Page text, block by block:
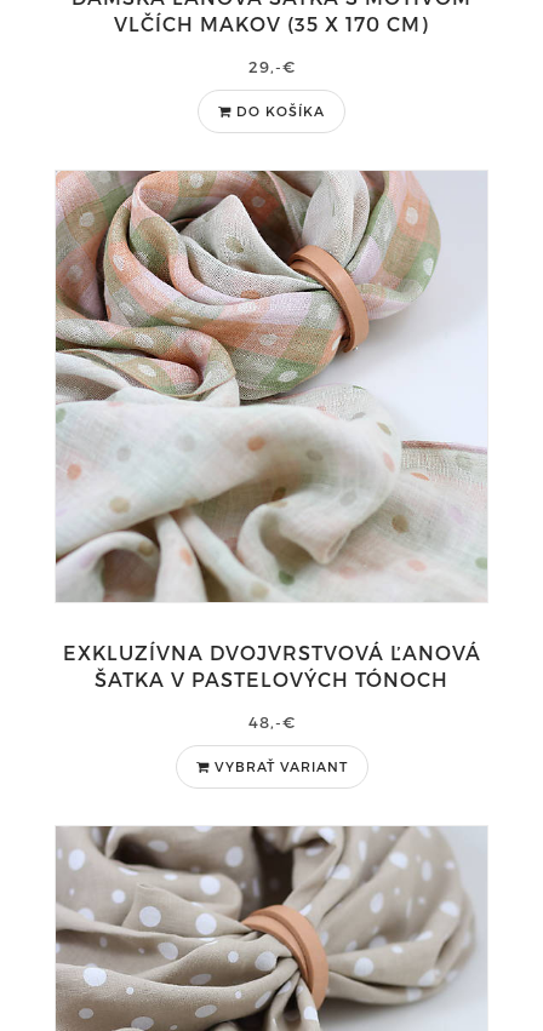
VLČÍCH MAKOV (35 X 170 CM)
29,-€
DO KOŠÍKA
EXKLUZÍVNA DVOJVRSTVOVÁ ĽANOVÁ
ŠATKA V PASTELOVÝCH TÓNOCH
48,-€
VYBRAŤ VARIANT